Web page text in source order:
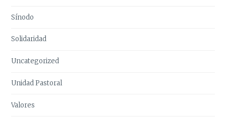
Sínodo
Solidaridad
Uncategorized
Unidad Pastoral
Valores